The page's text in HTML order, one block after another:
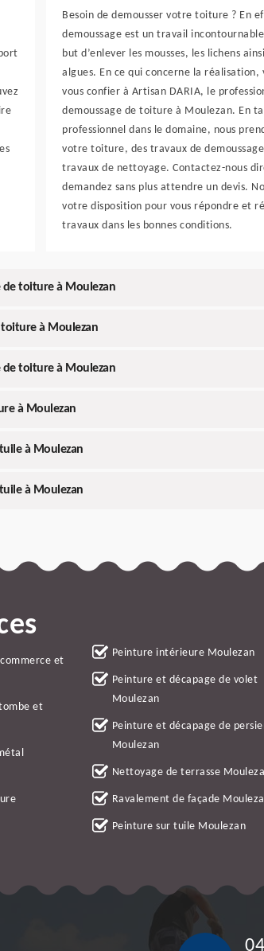
Besoin de demousser votre toiture ? En
demoussage est un travail
but d’enlever les mousses, les lichens
algues. En ce qui concerne la réalisation,
vous confier à Artisan DARIA, le
demoussage de toiture à Moulezan. En
professionnel dans le domaine, nous
votre toiture, des travaux de
travaux de nettoyage. Contactez-nous
demandez sans plus attendre un devis.
votre disposition pour vous répondre et
travaux dans les bonnes conditions.
de toiture à Moulezan
toiture à Moulezan
de toiture à Moulezan
à Moulezan
à Moulezan
à Moulezan
et
et
Peinture intérieure Moulezan
Peinture et décapage de volet
Moulezan
Peinture et décapage de
Moulezan
Nettoyage de terrasse
Ravalement de façade
Peinture sur tuile Moulezan